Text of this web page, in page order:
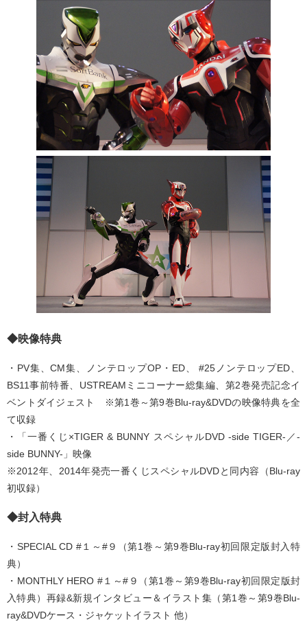
◆映像特典
・PV集、CM集、ノンテロップOP・ED、 #25ノンテロップED、
BS11事前特番、USTREAMミニコーナー総集編、第2巻発売記念イ
ベントダイジェスト ※第1巻～第9巻Blu-ray&DVDの映像特典を全
て収録
・「一番くじ×TIGER & BUNNY スペシャルDVD -side TIGER-／-
side BUNNY-」映像
※2012年、2014年発売一番くじスペシャルDVDと同内容（Blu-ray
初収録）
◆封入特典
・SPECIAL CD #１～#９（第1巻～第9巻Blu-ray初回限定版封入特
典）
・MONTHLY HERO #１～#９（第1巻～第9巻Blu-ray初回限定版封
入特典）再録&新規インタビュー＆イラスト集（第1巻～第9巻Blu-
ray&DVDケース・ジャケットイラスト 他）